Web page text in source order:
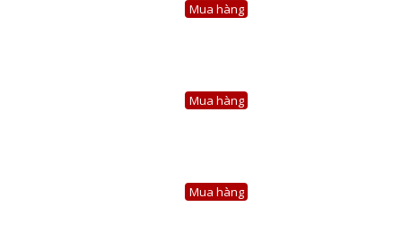
Mua hàng
Mua hàng
Mua hàng